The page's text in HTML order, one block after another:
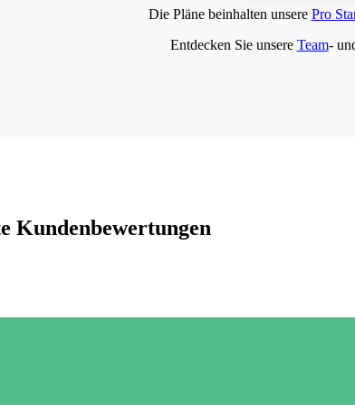
Die Pläne beinhalten unsere Pro
Entdecken Sie unsere Team-
Kundenbewertungen